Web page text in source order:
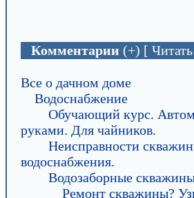
Комментарии (+) [
Все о дачном доме
Водоснабжение
Обучающий курс.
руками. Для чайников.
Неисправности
водоснабжения.
Водозаборные
Ремонт скважины?